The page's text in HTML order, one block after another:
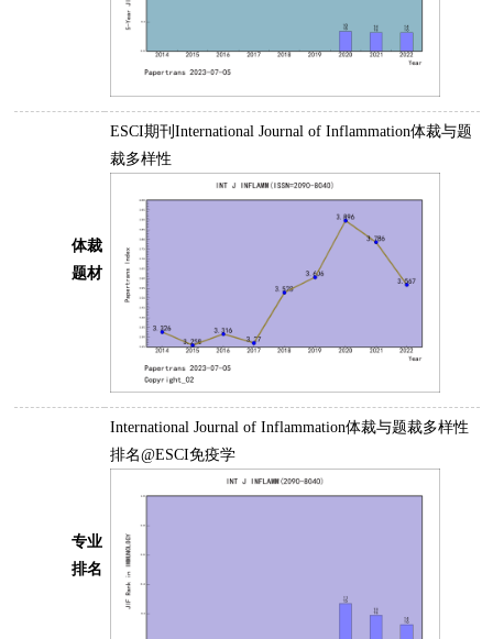
体裁
题材
ESCI期刊International Journal of Inflammation体裁与题
裁多样性
专业
排名
International Journal of Inflammation体裁与题裁多样性
排名@ESCI免疫学